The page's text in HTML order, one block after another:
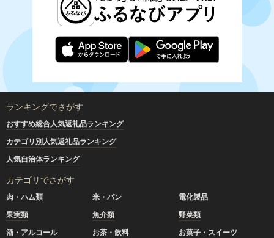
ランキングでさがす
おすすめ総合人気返礼品ランキング
カテゴリ別人気返礼品ランキング
人気自治体ランキング
カテゴリでさがす
肉・ハム類 米・パン
電化製品
果実類
魚介類
野菜類
酒・アルコール
お茶・飲料
お菓子・スイーツ